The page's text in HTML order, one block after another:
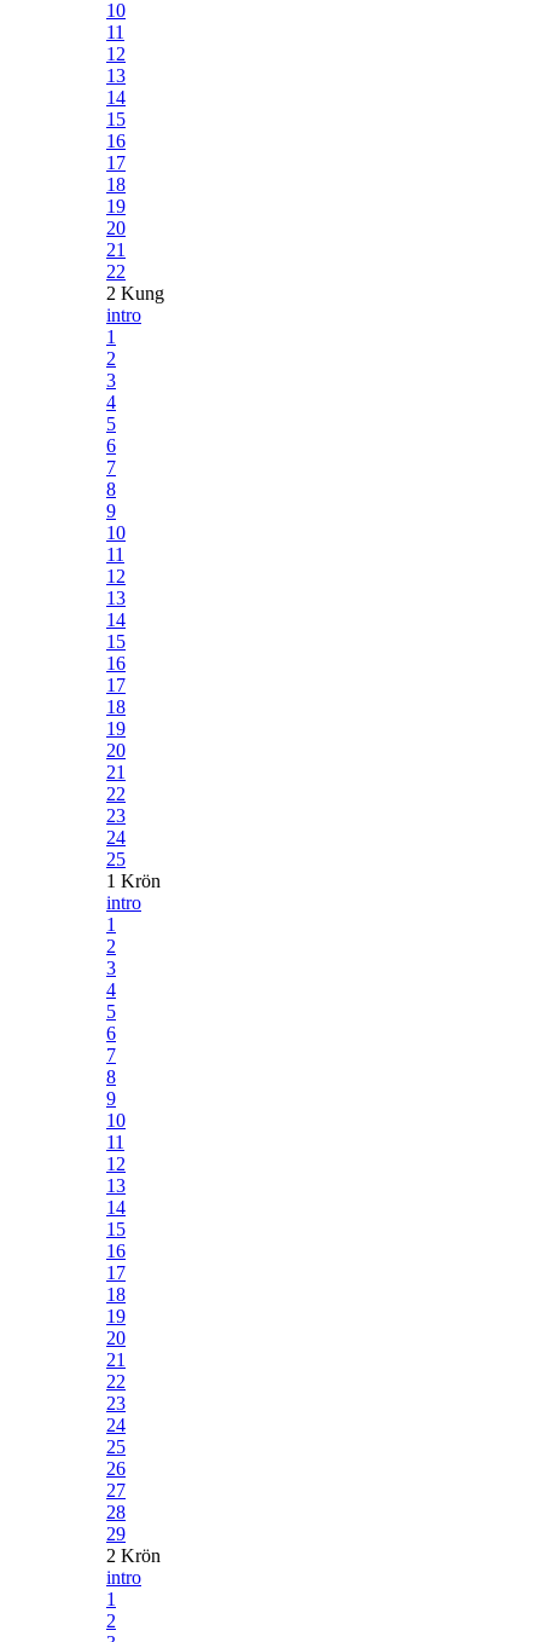
10
11
12
13
14
15
16
17
18
19
20
21
22
2 Kung
intro
1
2
3
4
5
6
7
8
9
10
11
12
13
14
15
16
17
18
19
20
21
22
23
24
25
1 Krön
intro
1
2
3
4
5
6
7
8
9
10
11
12
13
14
15
16
17
18
19
20
21
22
23
24
25
26
27
28
29
2 Krön
intro
1
2